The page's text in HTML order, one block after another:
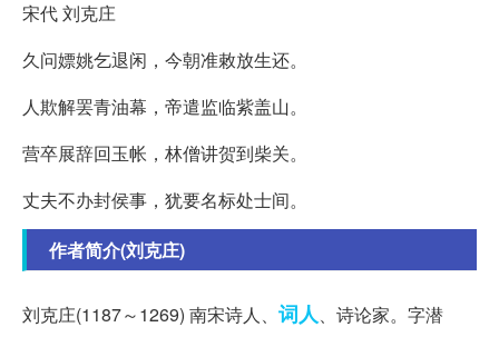
宋代 刘克庄
久问嫖姚乞退闲，今朝准敕放生还。
人欺解罢青油幕，帝遣监临紫盖山。
营卒展辞回玉帐，林僧讲贺到柴关。
丈夫不办封侯事，犹要名标处士间。
作者简介(刘克庄)
刘克庄(1187～1269) 南宋诗人、 词人、诗论家。字潜